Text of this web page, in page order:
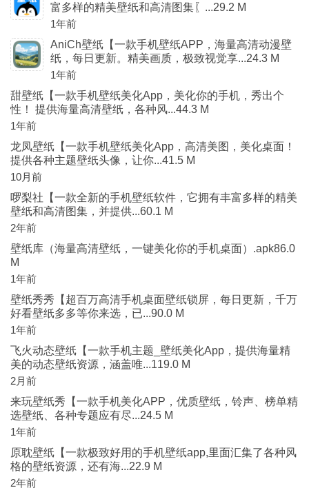
富多样的精美壁纸和高清图集〖...29.2 M
1年前
AniCh壁纸【一款手机壁纸APP，海量高清动漫壁
纸，每日更新。精美画质，极致视觉享...24.3 M
1年前
甜壁纸【一款手机壁纸美化App，美化你的手机，秀出个
性！ 提供海量高清壁纸，各种风...44.3 M
1年前
龙凤壁纸【一款手机壁纸美化App，高清美图，美化桌面！
提供各种主题壁纸头像，让你...41.5 M
10月前
啰梨社【一款全新的手机壁纸软件，它拥有丰富多样的精美
壁纸和高清图集，并提供...60.1 M
2年前
壁纸库（海量高清壁纸，一键美化你的手机桌面）.apk86.0
M
1年前
壁纸秀秀【超百万高清手机桌面壁纸锁屏，每日更新，千万
好看壁纸多多等你来选，已...90.0 M
1年前
飞火动态壁纸【一款手机主题_壁纸美化App，提供海量精
美的动态壁纸资源，涵盖唯...119.0 M
2月前
来玩壁纸秀【一款手机美化APP，优质壁纸，铃声、榜单精
选壁纸、各种专题应有尽...24.5 M
1年前
原耽壁纸【一款极致好用的手机壁纸app,里面汇集了各种风
格的壁纸资源，还有海...22.9 M
2年前